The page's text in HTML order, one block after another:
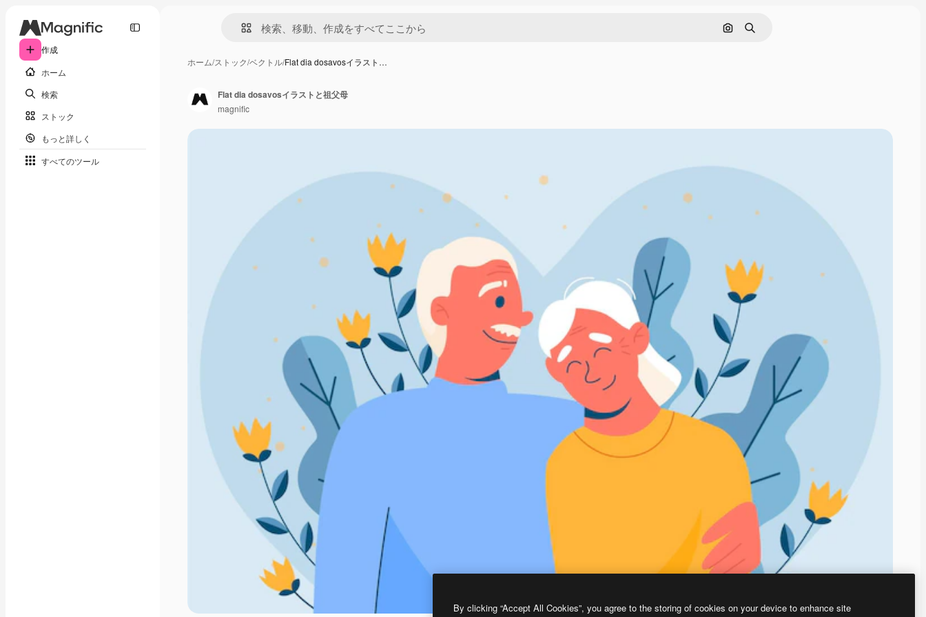
作成
ホーム
検索
ストック
もっと詳しく
すべてのツール
画像で検索
検索
ホーム/ストック/ベクトル/Flat dia dosavosイラスト…
Flat dia dosavosイラストと祖父母
magnific
By clicking “Accept All Cookies”, you agree to the storing of cookies on your device to enhance site